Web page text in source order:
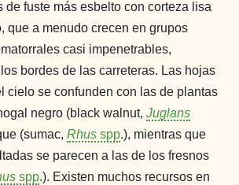
de fuste más esbelto con corteza lisa
, que a menudo crecen en grupos
casi impenetrables,
bordes de las carreteras. Las hojas
cielo se confunden con las de plantas
negro (black walnut, Juglans
(sumac, Rhus spp.), mientras que
se parecen a las de los fresnos
spp.). Existen muchos recursos en